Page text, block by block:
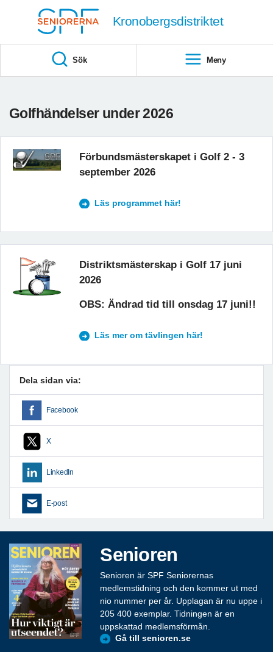
Kronobergsdistriktet
Sök Meny
Golfhändelser under 2026
Förbundsmästerskapet i Golf 2 - 3
september 2026
Läs programmet här!
Distriktsmästerskap i Golf 17 juni
2026
OBS: Ändrad tid till onsdag 17 juni!!
Läs mer om tävlingen här!
Dela sidan via:
Facebook
X
LinkedIn
E-post
Senioren
Senioren är SPF Seniorernas
medlemstidning och den kommer ut med
nio nummer per år. Upplagan är nu uppe i
205 400 exemplar. Tidningen är en
uppskattad medlemsförmån.
Gå till senioren.se